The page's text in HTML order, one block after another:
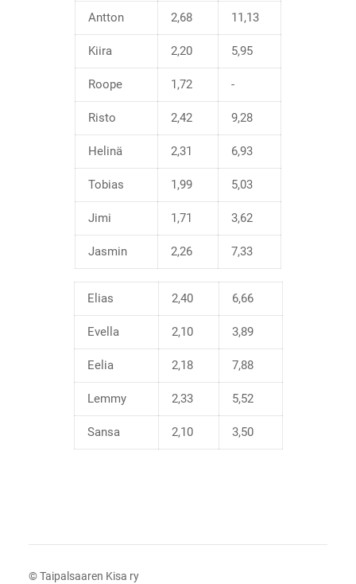
Antton 2,68 11,13
Kiira 2,20 5,95
Roope 1,72 -
Risto 2,42 9,28
Helinä 2,31 6,93
Tobias 1,99 5,03
Jimi 1,71 3,62
Jasmin 2,26 7,33
Elias 2,40 6,66
Evella 2,10 3,89
Eelia 2,18 7,88
Lemmy 2,33 5,52
Sansa 2,10 3,50
©Taipalsaaren Kisa ry